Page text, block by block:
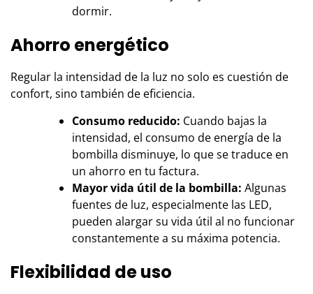
dormir.
Ahorro energético
Regular la intensidad de la luz no solo es cuestión de
confort, sino también de eficiencia.
Consumo reducido: Cuando bajas la
intensidad, el consumo de energía de la
bombilla disminuye, lo que se traduce en
un ahorro en tu factura.
Mayor vida útil de la bombilla: Algunas
fuentes de luz, especialmente las LED,
pueden alargar su vida útil al no funcionar
constantemente a su máxima potencia.
Flexibilidad de uso